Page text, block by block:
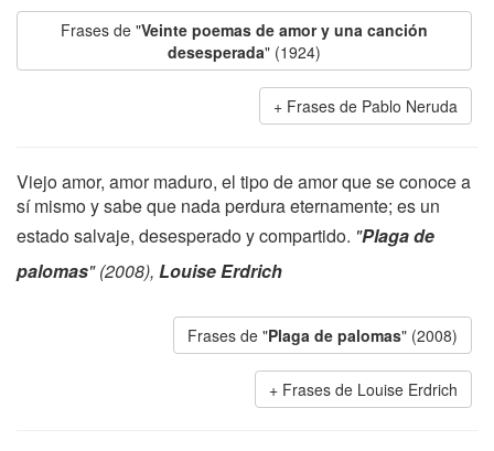
Frases de "Veinte poemas de amor y una canción
desesperada" (1924)
Frases de Pablo Neruda
Viejo amor, amor maduro, el tipo de amor que se conoce a
sí mismo y sabe que nada perdura eternamente; es un
estado salvaje, desesperado y compartido. "Plaga de
palomas" (2008), Louise Erdrich
Frases de "Plaga de palomas" (2008)
Frases de Louise Erdrich